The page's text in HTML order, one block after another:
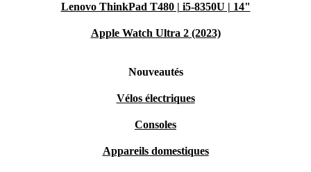
Lenovo ThinkPad T480 | i5-8350U | 14"
Apple Watch Ultra 2 (2023)
Nouveautés
Vélos électriques
Consoles
Appareils domestiques